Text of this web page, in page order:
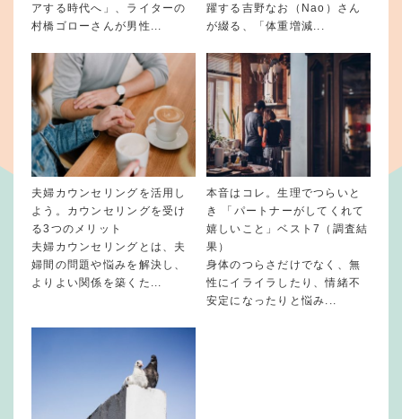
アする時代へ」、ライターの
村橋ゴローさんが男性...
躍する吉野なお（Nao）さん
が綴る、「体重増減...
夫婦カウンセリングを活用し
よう。カウンセリングを受け
る3つのメリット
夫婦カウンセリングとは、夫
婦間の問題や悩みを解決し、
よりよい関係を築くた...
本音はコレ。生理でつらいと
き 「パートナーがしてくれて
嬉しいこと」ベスト7（調査結
果）
身体のつらさだけでなく、無
性にイライラしたり、情緒不
安定になったりと悩み...